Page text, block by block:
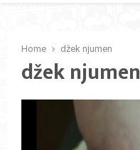
Home džek njumen
džek njumen